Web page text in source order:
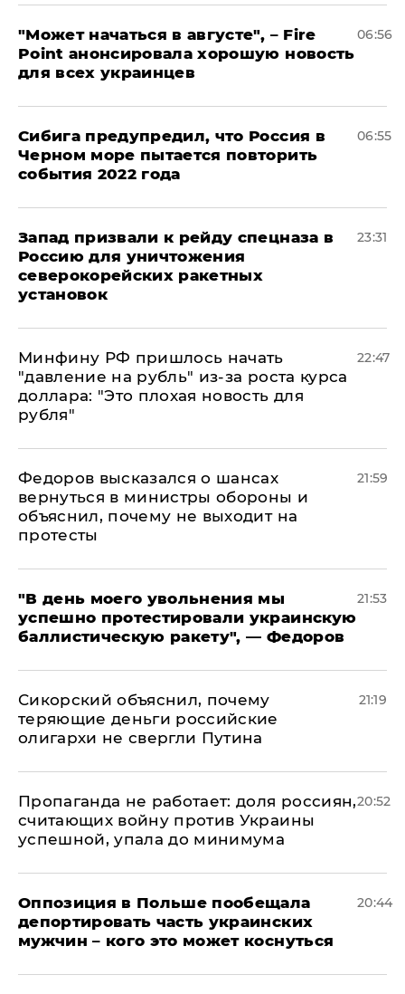
"Может начаться в августе", – Fire
Point анонсировала хорошую новость
для всех украинцев
06:56
Сибига предупредил, что Россия в
Черном море пытается повторить
события 2022 года
06:55
Запад призвали к рейду спецназа в
Россию для уничтожения
северокорейских ракетных
установок
23:31
Минфину РФ пришлось начать
"давление на рубль" из-за роста курса
доллара: "Это плохая новость для
рубля"
22:47
Федоров высказался о шансах
вернуться в министры обороны и
объяснил, почему не выходит на
протесты
21:59
​"В день моего увольнения мы
успешно протестировали украинскую
баллистическую ракету", — Федоров
21:53
Сикорский объяснил, почему
теряющие деньги российские
олигархи не свергли Путина
21:19
​Пропаганда не работает: доля россиян,
считающих войну против Украины
успешной, упала до минимума
20:52
Оппозиция в Польше пообещала
депортировать часть украинских
мужчин – кого это может коснуться
20:44